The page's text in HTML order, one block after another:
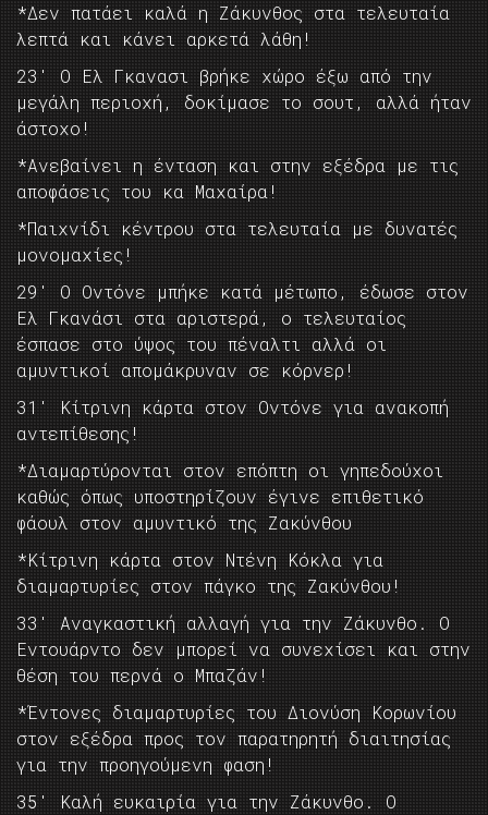
*Δεν πατάει καλά η Ζάκυνθος στα τελευταία
λεπτά και κάνει αρκετά λάθη!
23′ Ο Ελ Γκανασι βρήκε χώρο έξω από την
μεγάλη περιοχή, δοκίμασε το σουτ, αλλά ήταν
άστοχο!
*Ανεβαίνει η ένταση και στην εξέδρα με τις
αποφάσεις του κα Μαχαίρα!
*Παιχνίδι κέντρου στα τελευταία με δυνατές
μονομαχίες!
29′ Ο Οντόνε μπήκε κατά μέτωπο, έδωσε στον
Ελ Γκανάσι στα αριστερά, ο τελευταίος
έσπασε στο ύψος του πέναλτι αλλά οι
αμυντικοί απομάκρυναν σε κόρνερ!
31′ Κίτρινη κάρτα στον Οντόνε για ανακοπή
αντεπίθεσης!
*Διαμαρτύρονται στον επόπτη οι γηπεδούχοι
καθώς όπως υποστηρίζουν έγινε επιθετικό
φάουλ στον αμυντικό της Ζακύνθου
*Κίτρινη κάρτα στον Ντένη Κόκλα για
διαμαρτυρίες στον πάγκο της Ζακύνθου!
33′ Αναγκαστική αλλαγή για την Ζάκυνθο. Ο
Εντουάρντο δεν μπορεί να συνεχίσει και στην
θέση του περνά ο Μπαζάν!
*Έντονες διαμαρτυρίες του Διονύση Κορωνίου
στον εξέδρα προς τον παρατηρητή διαιτησίας
για την προηγούμενη φαση!
35′ Καλή ευκαιρία για την Ζάκυνθο. Ο